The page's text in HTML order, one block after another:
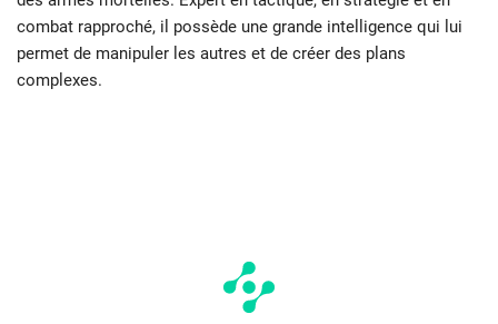
combat rapproché, il possède une grande intelligence qui lui
permet de manipuler les autres et de créer des plans
complexes.